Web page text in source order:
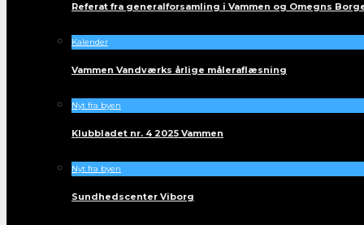
Referat fra generalforsamling i Vammen og Omegns
Kalender
Vammen Vandværks årlige måleraflæsning
Nyt fra byen
Klubbladet nr. 4 2025 Vammen
Nyt fra byen
Sundhedscenter Viborg